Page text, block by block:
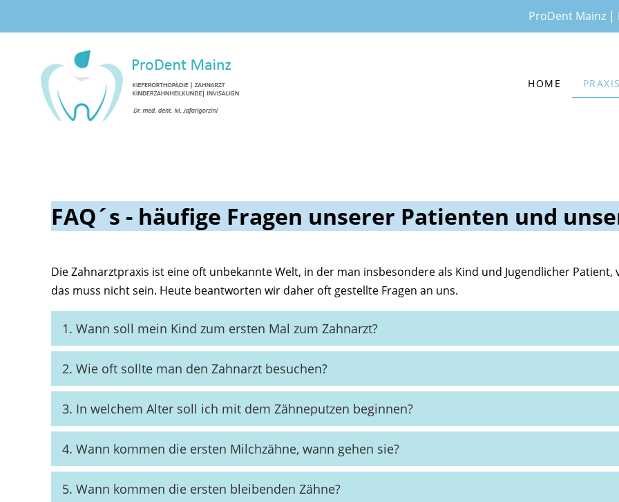
ProDent Mainz |
HOME
Über uns
FAQ´s - häufige Fragen unserer Patienten und
Die Zahnarztpraxis ist eine oft unbekannte Welt, in der man insbesondere als Kind und Jugendlicher
das muss nicht sein. Heute beantworten wir daher oft gestellte Fragen an uns.
1. Wann soll mein Kind zum ersten Mal zum Zahnarzt?
2. Wie oft sollte man den Zahnarzt besuchen?
3. In welchem Alter soll ich mit dem Zähneputzen beginnen?
4. Wann kommen die ersten Milchzähne, wann gehen sie?
5. Wann kommen die ersten bleibenden Zähne?